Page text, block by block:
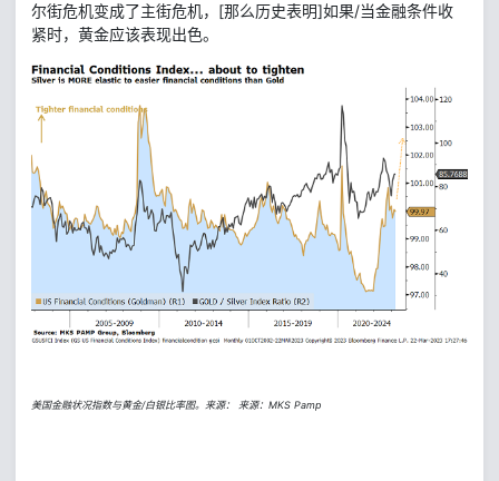
尔街危机变成了主街危机，[那么历史表明]如果/当金融条件收
紧时，黄金应该表现出色。
美国金融状况指数与黄金/白银比率图。来源： 来源：MKS Pamp